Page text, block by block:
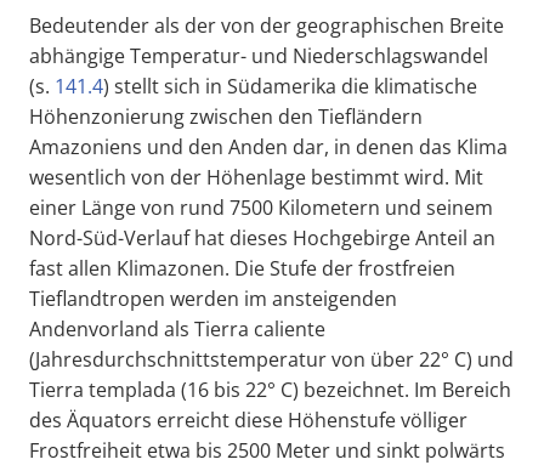
Bedeutender als der von der geographischen Breite
abhängige Temperatur- und Niederschlagswandel
(s. 141.4) stellt sich in Südamerika die klimatische
Höhenzonierung zwischen den Tiefländern
Amazoniens und den Anden dar, in denen das Klima
wesentlich von der Höhenlage bestimmt wird. Mit
einer Länge von rund 7500 Kilometern und seinem
Nord-Süd-Verlauf hat dieses Hochgebirge Anteil an
fast allen Klimazonen. Die Stufe der frostfreien
Tieflandtropen werden im ansteigenden
Andenvorland als Tierra caliente
(Jahresdurchschnittstemperatur von über 22° C) und
Tierra templada (16 bis 22° C) bezeichnet. Im Bereich
des Äquators erreicht diese Höhenstufe völliger
Frostfreiheit etwa bis 2500 Meter und sinkt polwärts